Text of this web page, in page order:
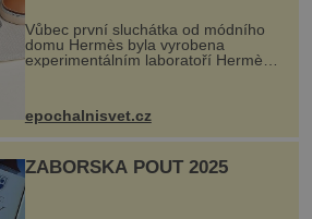
Vůbec první sluchátka od módního
domu Hermès byla vyrobena
experimentálním laboratoří Hermès
kovový...
epochalnisvet.cz
ZÁBOŘSKÁ POUŤ 2025